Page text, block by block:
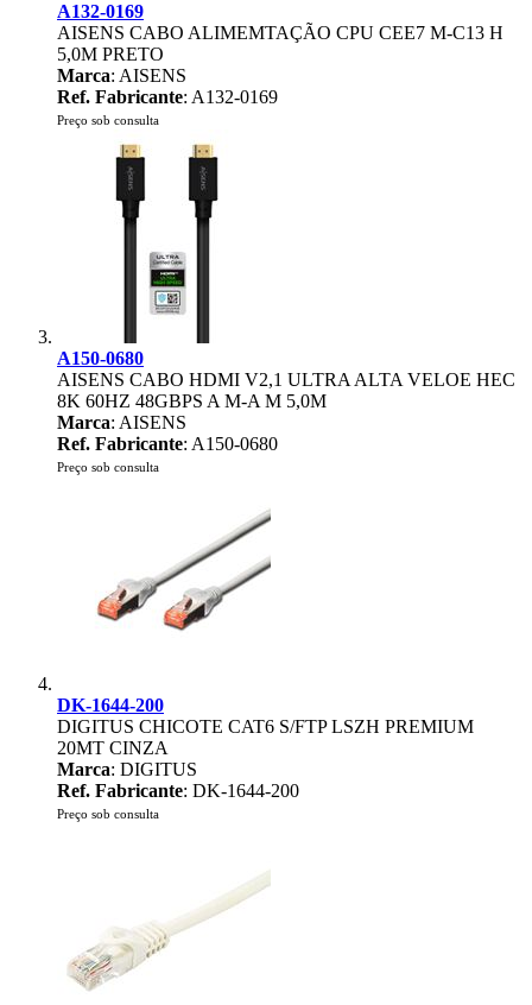
A132-0169
AISENS CABO ALIMEMTAÇÃO CPU CEE7 M-C13 H
5,0M PRETO
Marca: AISENS
Ref. Fabricante: A132-0169
Preço sob consulta
A150-0680
AISENS CABO HDMI V2,1 ULTRA ALTA VELOE HEC
8K 60HZ 48GBPS A M-A M 5,0M
Marca: AISENS
Ref. Fabricante: A150-0680
Preço sob consulta
DK-1644-200
DIGITUS CHICOTE CAT6 S/FTP LSZH PREMIUM
20MT CINZA
Marca: DIGITUS
Ref. Fabricante: DK-1644-200
Preço sob consulta